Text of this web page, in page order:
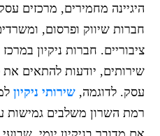
היגיינה מחמירים, מרכזים
חברות שיווק ופרסום,
ציבוריים. חברות ניקיון
שירותים, יודעות להתאים את
עסק. לדוגמה,שירותי ניקיון
רמת השרון משלבים גמישות